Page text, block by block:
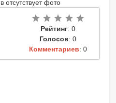
Рейтинг: 0
Голосов: 0
Комментариев: 0